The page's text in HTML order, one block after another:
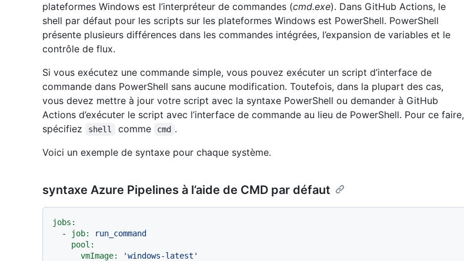
plateformes Windows est l’interpréteur de commandes (cmd.exe). Dans GitHub Actions, le
shell par défaut pour les scripts sur les plateformes Windows est PowerShell. PowerShell
présente plusieurs différences dans les commandes intégrées, l’expansion de variables et le
contrôle de flux.
Si vous exécutez une commande simple, vous pouvez exécuter un script d’interface de
commande dans PowerShell sans aucune modification. Toutefois, dans la plupart des cas,
vous devez mettre à jour votre script avec la syntaxe PowerShell ou demander à GitHub
Actions d’exécuter le script avec l’interface de commande au lieu de PowerShell. Pour ce faire,
spécifiez
shell comme cmd .
Voici un exemple de syntaxe pour chaque système.
syntaxe Azure Pipelines à l’aide de CMD par défaut
jobs:
-
job:
run_command
pool:
vmImage:
'windows-latest'